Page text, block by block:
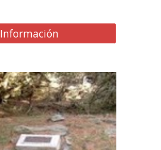
Información